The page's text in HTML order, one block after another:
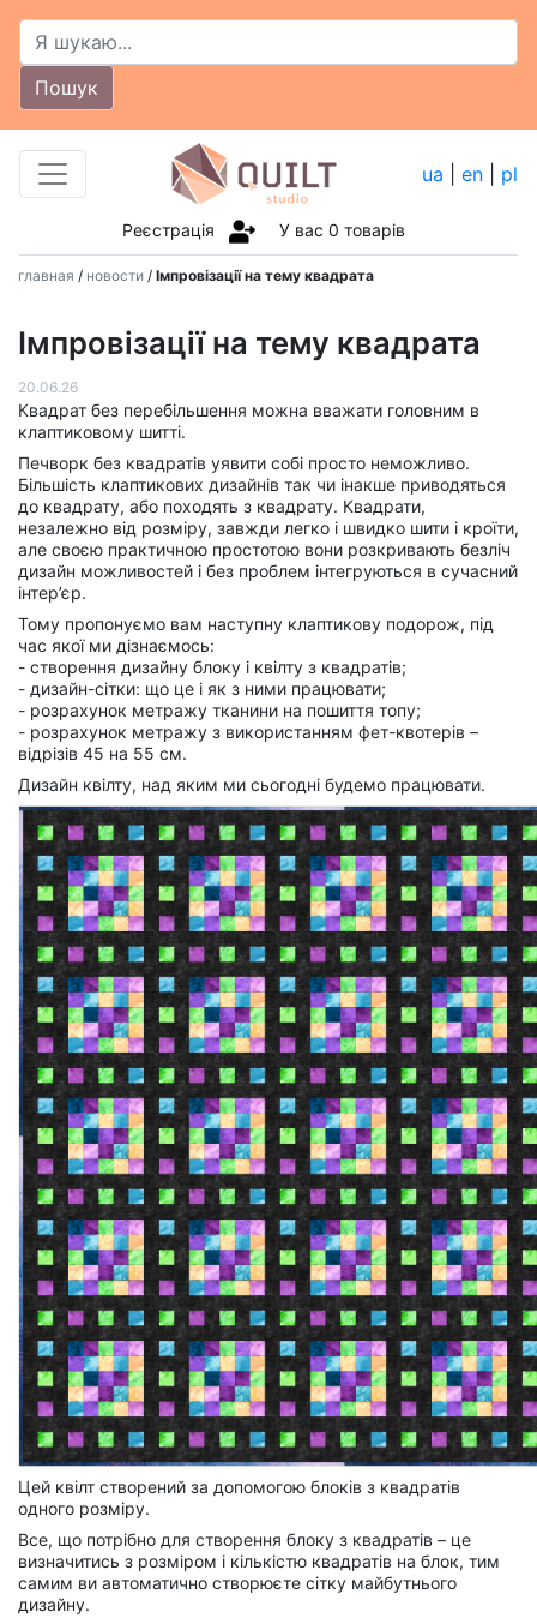
Пошук
ua en pl
Реєстрація У вас 0 товарів
главная / новости / Імпровізації на тему квадрата
Імпровізації на тему квадрата
20.06.26
Квадрат без перебільшення можна вважати головним в
клаптиковому шитті.
Печворк без квадратів уявити собі просто неможливо.
Більшість клаптикових дизайнів так чи інакше приводяться
до квадрату, або походять з квадрату. Квадрати,
незалежно від розміру, завжди легко і швидко шити і кроїти,
але своєю практичною простотою вони розкривають безліч
дизайн можливостей і без проблем інтегруються в сучасний
інтер’єр.
Тому пропонуємо вам наступну клаптикову подорож, під
час якої ми дізнаємось:
- створення дизайну блоку і квілту з квадратів;
- дизайн-сітки: що це і як з ними працювати;
- розрахунок метражу тканини на пошиття топу;
- розрахунок метражу з використанням фет-квотерів –
відрізів 45 на 55 см.
Дизайн квілту, над яким ми сьогодні будемо працювати.
Цей квілт створений за допомогою блоків з квадратів
одного розміру.
Все, що потрібно для створення блоку з квадратів – це
визначитись з розміром і кількістю квадратів на блок, тим
самим ви автоматично створюєте сітку майбутнього
дизайну.